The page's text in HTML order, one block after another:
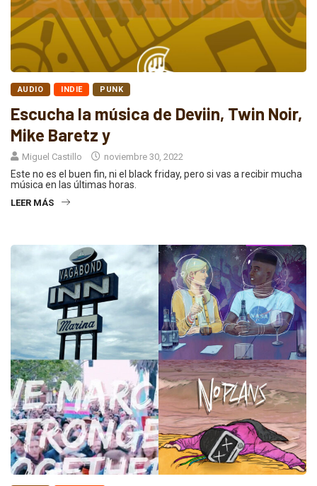
AUDIO INDIE PUNK
Escucha la música de Deviin, Twin Noir,
Mike Baretz y
Miguel Castillo noviembre 30, 2022
Este no es el buen fin, ni el black friday, pero si vas a recibir mucha
música en las últimas horas.
LEER MÁS